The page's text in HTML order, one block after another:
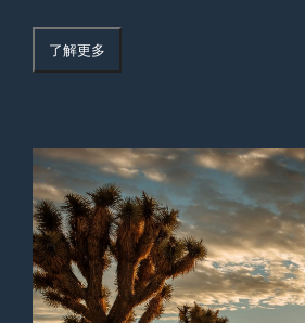
了解更多